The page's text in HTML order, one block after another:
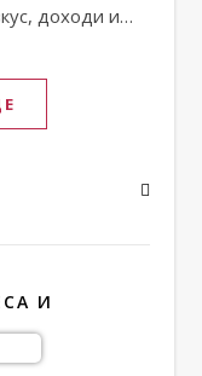
доходи и…
И